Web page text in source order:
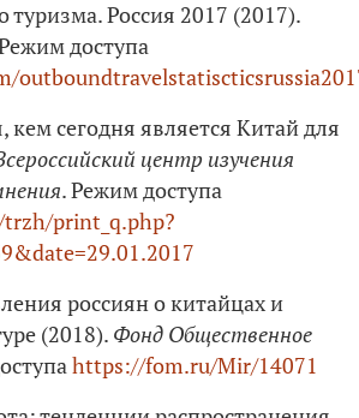
туризма. Россия 2017 (2017).
доступа
кем сегодня является Китай для
центр изучения
. Режим доступа
print_q.php?
россиян о китайцах и
(2018). Фонд Общественное
https://fom.ru/Mir/14071